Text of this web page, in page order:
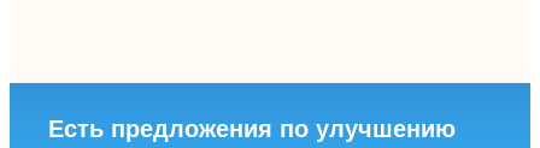
Есть предложения по улучшению